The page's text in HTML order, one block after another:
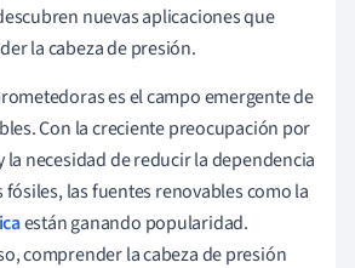
nuevas aplicaciones que
la cabeza de presión.
es el campo emergente de
Con la creciente preocupación por
la necesidad de reducir la dependencia
las fuentes renovables como la
están ganando popularidad.
comprender la cabeza de presión